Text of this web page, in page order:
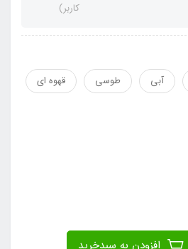
کاربر)
آبی طوسی قهوه ای